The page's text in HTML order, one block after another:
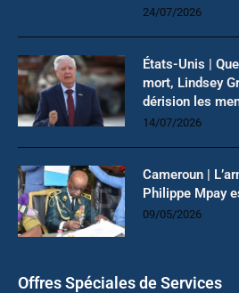
24/07/2026
États-Unis |
mort, Lindsey
dérision les
14/07/2026
Cameroun |
Philippe Mpay
09/05/2026
Offres Spéciales de Services